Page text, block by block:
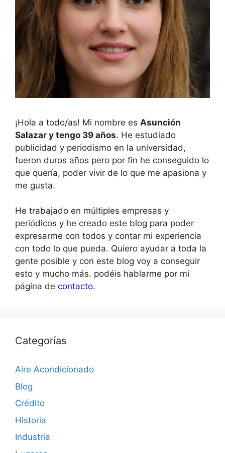
¡Hola a todo/as! Mi nombre es Asunción
Salazar y tengo 39 años. He estudiado
publicidad y periodismo en la universidad,
fueron duros años pero por fin he conseguido lo
que quería, poder vivir de lo que me apasiona y
me gusta.
He trabajado en múltiples empresas y
periódicos y he creado este blog para poder
expresarme con todos y contar mi experiencia
con todo lo que pueda. Quiero ayudar a toda la
gente posible y con este blog voy a conseguir
esto y mucho más. podéis hablarme por mi
página de contacto.
Categorías
Aire Acondicionado
Blog
Crédito
Historia
Industria